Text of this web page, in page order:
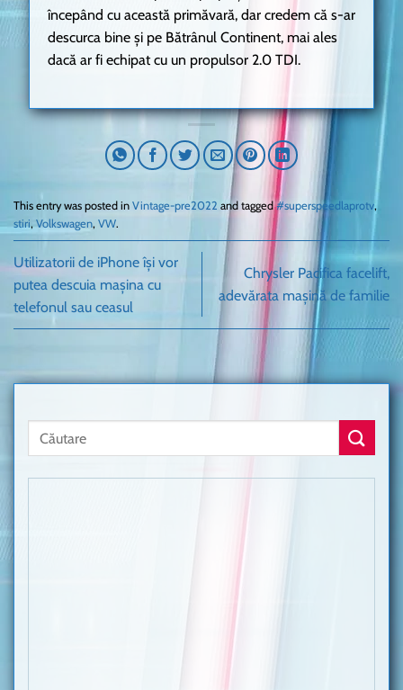
începând cu această primăvară, dar credem că s-ar
descurca bine și pe Bătrânul Continent, mai ales
dacă ar fi echipat cu un propulsor 2.0 TDI.
This entry was posted in Vintage-pre2022 and tagged#superspeedlaprotv,
stiri, Volkswagen, VW.
Utilizatorii de iPhone își vor
putea descuia mașina cu
telefonul sau ceasul
Chrysler Pacifica facelift,
adevărata mașină de familie